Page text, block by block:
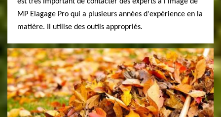
MP Elagage Pro qui a plusieurs années d'expérience en la
matière. Il utilise des outils appropriés.